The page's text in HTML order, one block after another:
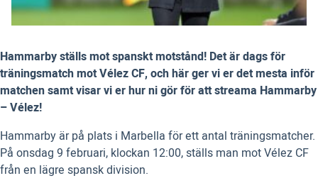
Hammarby ställs mot spanskt motstånd! Det är dags för
träningsmatch mot Vélez CF, och här ger vi er det mesta inför
matchen samt visar vi er hur ni gör för att streama Hammarby
– Vélez!
Hammarby är på plats i Marbella för ett antal träningsmatcher.
På onsdag 9 februari, klockan 12:00, ställs man mot Vélez CF
från en lägre spansk division.